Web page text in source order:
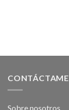
CONTÁCTAME
Sobre nosotros